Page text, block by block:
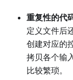
重复性的代
定义文件后
创建对应的
拷贝各个输
比较繁琐。